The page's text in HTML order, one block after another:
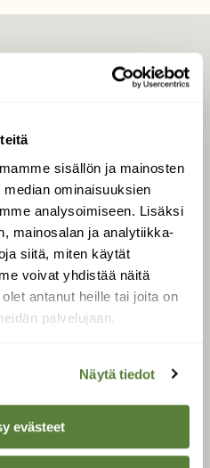
sisällön ja mainosten
ominaisuuksien
analysoimiseen. Lisäksi
mainosalan ja analytiikka-
siitä, miten käytät
voivat yhdistää näitä
antanut heille tai joita on
palvelujaan.
Näytä tiedot
evästeet
Tilaa digilukuoikeus
Äänestä parasta juttua
Tilaa uutiskirje
SUOMEN LUONNON­
SUOJELU­LIITTO
Suomen Luonto -lehden
luonnonsuojelu­liitto.